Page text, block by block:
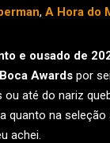
, A Hora do
e ousado de
Boca Awards por
até do nariz
quanto na
achei.